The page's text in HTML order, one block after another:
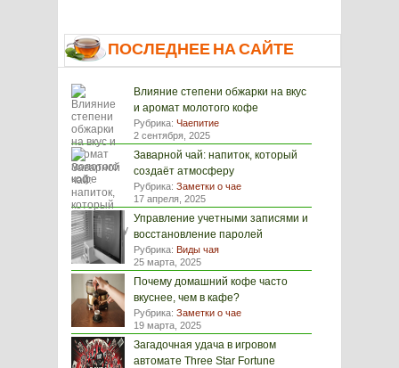
ПОСЛЕДНЕЕ НА САЙТЕ
Влияние степени обжарки на вкус
и аромат молотого кофе
Рубрика: Чаепитие
2 сентября, 2025
Заварной чай: напиток, который
создаёт атмосферу
Рубрика: Заметки о чае
17 апреля, 2025
Управление учетными записями и
восстановление паролей
Рубрика: Виды чая
25 марта, 2025
Почему домашний кофе часто
вкуснее, чем в кафе?
Рубрика: Заметки о чае
19 марта, 2025
Загадочная удача в игровом
автомате Three Star Fortune